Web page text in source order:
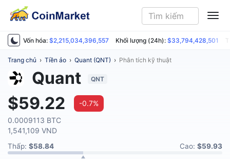
Vốn hóa: $2,215,034,396,557 Khối lượng (24h): $33,794,428,501
Trang chủ › Tiền ảo › Quant (QNT) › Phân tích kỹ thuật
Quant QNT
$59.22
-0.7%
0.0009113 BTC
1,541,109 VND
Thấp: $58.84 Cao: $59.93